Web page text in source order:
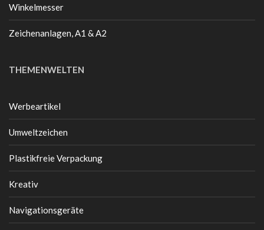
Winkelmesser
Zeichenanlagen, A1 & A2
THEMENWELTEN
Werbeartikel
Umweltzeichen
Plastikfreie Verpackung
Kreativ
Navigationsgeräte